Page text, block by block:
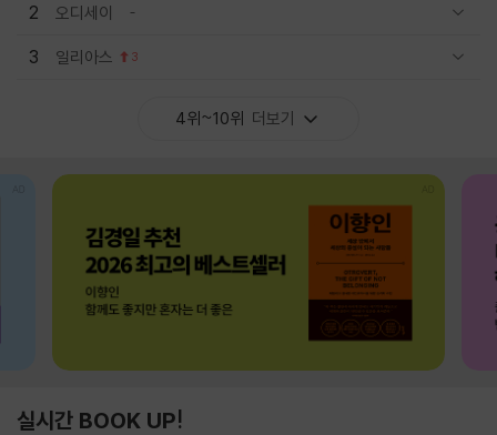
2 오디세이
3 일리아스 3
4위~10위 더보기
실시간 BOOK UP!